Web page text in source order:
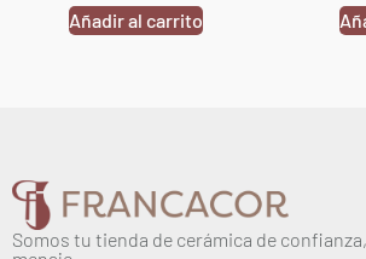
Añadir al carrito
Somos tu tienda de cerámica de